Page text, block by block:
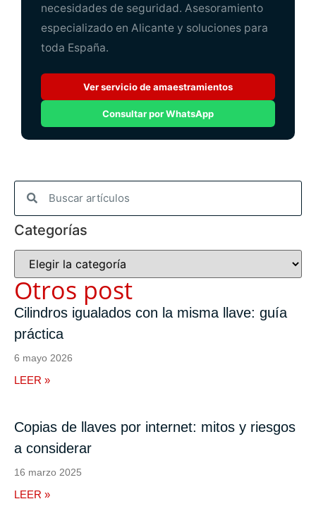
necesidades de seguridad. Asesoramiento
especializado en Alicante y soluciones para
toda España.
Ver servicio de amaestramientos
Consultar por WhatsApp
Categorías
Otros post
Cilindros igualados con la misma llave: guía
práctica
6 mayo 2026
LEER »
Copias de llaves por internet: mitos y riesgos
a considerar
16 marzo 2025
LEER »